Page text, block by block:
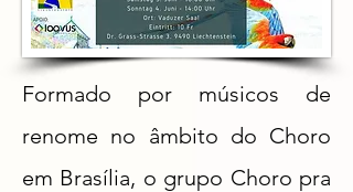
Formado por músicos de
renome no âmbito do Choro
em Brasília, o grupo Choro pra